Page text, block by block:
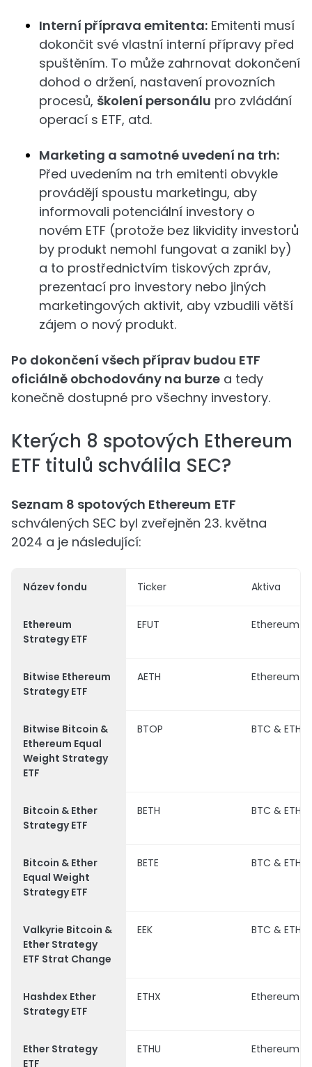
Interní příprava emitenta: Emitenti musí
dokončit své vlastní interní přípravy před
spuštěním. To může zahrnovat dokončení
dohod o držení, nastavení provozních
procesů, školení personálu pro zvládání
operací s ETF, atd.
Marketing a samotné uvedení na trh:
Před uvedením na trh emitenti obvykle
provádějí spoustu marketingu, aby
informovali potenciální investory o
novém ETF (protože bez likvidity investorů
by produkt nemohl fungovat a zanikl by)
a to prostřednictvím tiskových zpráv,
prezentací pro investory nebo jiných
marketingových aktivit, aby vzbudili větší
zájem o nový produkt.
Po dokončení všech příprav budou ETF
oficiálně obchodovány na burze a tedy
konečně dostupné pro všechny investory.
Kterých 8 spotových Ethereum
ETF titulů schválila SEC?
Seznam 8 spotových Ethereum ETF
schválených SEC byl zveřejněn 23. května
2024 a je následující:
Název fondu Ticker Aktiva
Ethereum
Strategy ETF
EFUT Ethereum
Bitwise Ethereum
Strategy ETF
AETH Ethereum
Bitwise Bitcoin &
Ethereum Equal
Weight Strategy
ETF
BTOP BTC & ETH
Bitcoin & Ether
Strategy ETF
BETH BTC & ETH
Bitcoin & Ether
Equal Weight
Strategy ETF
BETE BTC & ETH
Valkyrie Bitcoin &
Ether Strategy
ETF Strat Change
EEK BTC & ETH
Hashdex Ether
Strategy ETF
ETHX Ethereum
Ether Strategy
ETF
ETHU Ethereum